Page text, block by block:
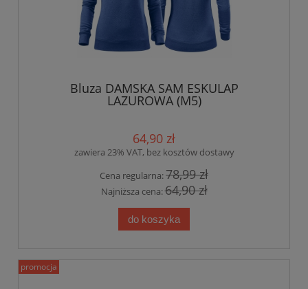
Bluza DAMSKA SAM ESKULAP
LAZUROWA (M5)
64,90 zł
zawiera 23% VAT, bez kosztów dostawy
Cena regularna:78,99 zł
Najniższa cena:64,90 zł
do koszyka
promocja